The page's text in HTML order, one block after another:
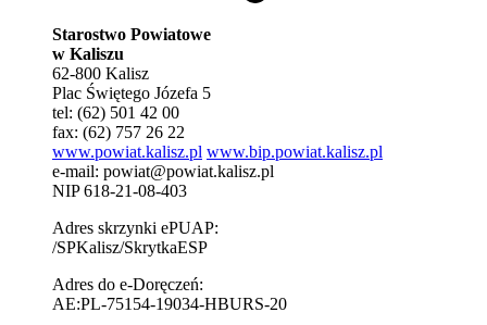
Starostwo Powiatowe
w Kaliszu
62-800 Kalisz
Plac Świętego Józefa 5
tel: (62) 501 42 00
fax: (62) 757 26 22
www.powiat.kalisz.pl www.bip.powiat.kalisz.pl
e-mail: powiat@powiat.kalisz.pl
NIP 618-21-08-403
Adres skrzynki ePUAP:
/SPKalisz/SkrytkaESP
Adres do e-Doręczeń:
AE:PL-75154-19034-HBURS-20